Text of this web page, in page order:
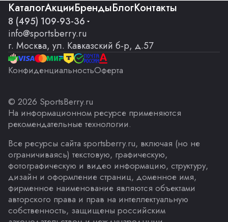
КаталогАкцииБрендыБлогКонтакты
8 (495) 109-93-36
info@sportsberry.ru
г. Москва, ул. Кавказский б-р, д.57
КонфиденциальностьОферта
© 2026 SportsBerry.ru
На информационном ресурсе применяются
рекомендательные технологии.
Все ресурсы сайта sportsberry.ru, включая (но не
ограничиваясь) текстовую, графическую,
фотографическую и видео информацию, структуру,
дизайн и оформление страниц, доменное имя,
фирменное наименование являются объектами
авторского права и прав на интеллектуальную
собственность, защищены российским